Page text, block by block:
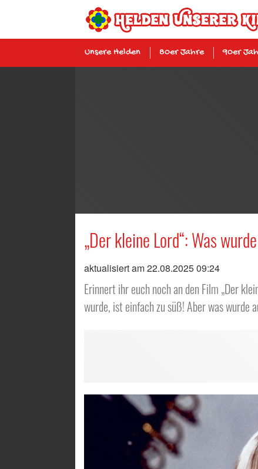
Unsere Helden 80er Jahre 90er
„Der kleine Lord“: Was
aktualisiert am 22.08.2025 09:24
Erinnert ihr euch noch an den Film „Der
wurde, ist einfach zu süß! Aber was wurde